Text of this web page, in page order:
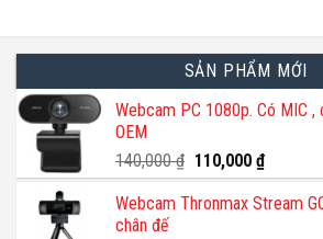
SẢN PHẨM MỚI
Webcam PC 1080p. Có MIC ,
OEM
140,000₫ Giá
gốc
là:
110,000 ₫Giá
hiện
tại
Webcam Thronmax Stream
chân đế